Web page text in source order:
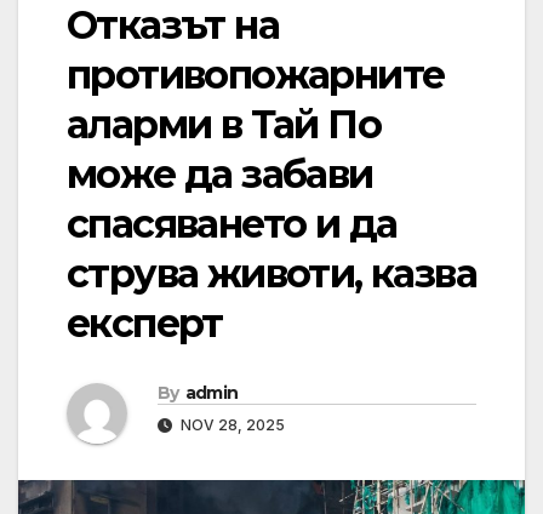
Отказът на
противопожарните
аларми в Тай По
може да забави
спасяването и да
струва животи, казва
експерт
By admin
NOV 28, 2025